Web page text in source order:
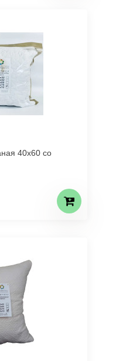
40х60 со